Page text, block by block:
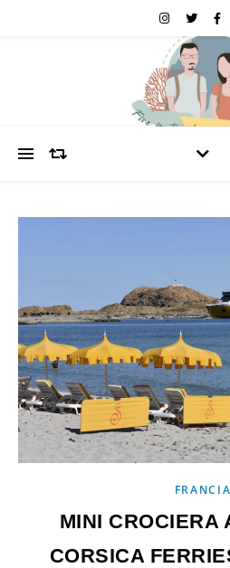
FRANCIA
MINI CROCIERA
CORSICA